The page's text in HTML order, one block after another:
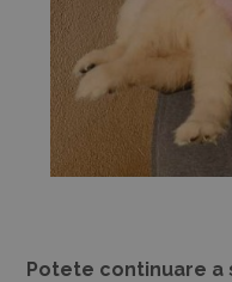
Potete continuare a